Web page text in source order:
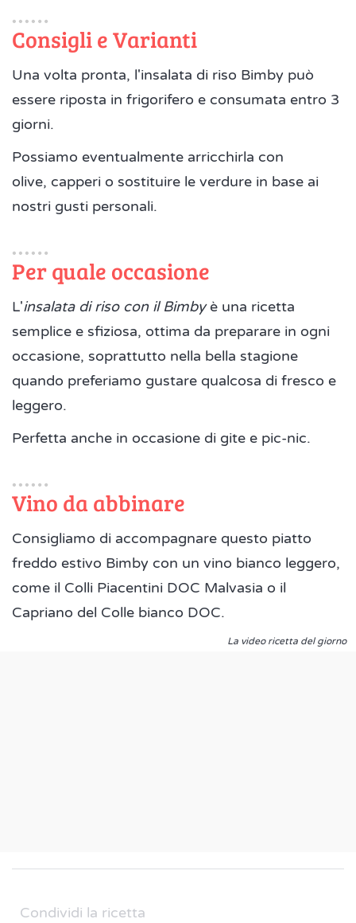
Consigli e Varianti
Una volta pronta, l'insalata di riso Bimby può
essere riposta in frigorifero e consumata entro 3
giorni.
Possiamo eventualmente arricchirla con
olive, capperi o sostituire le verdure in base ai
nostri gusti personali.
Per quale occasione
L'insalata di riso con il Bimbyè una ricetta
semplice e sfiziosa, ottima da preparare in ogni
occasione, soprattutto nella bella stagione
quando preferiamo gustare qualcosa di fresco e
leggero.
Perfetta anche in occasione di gite e pic-nic.
Vino da abbinare
Consigliamo di accompagnare questo piatto
freddo estivo Bimby con un vino bianco leggero,
come il Colli Piacentini DOC Malvasia o il
Capriano del Colle bianco DOC.
La video ricetta del giorno
Condividi la ricetta